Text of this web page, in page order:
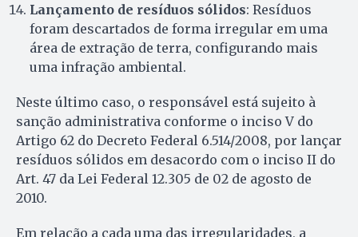
Lançamento de resíduos sólidos: Resíduos
foram descartados de forma irregular em uma
área de extração de terra, configurando mais
uma infração ambiental.
Neste último caso, o responsável está sujeito à
sanção administrativa conforme o inciso V do
Artigo 62 do Decreto Federal 6.514/2008, por lançar
resíduos sólidos em desacordo com o inciso II do
Art. 47 da Lei Federal 12.305 de 02 de agosto de
2010.
Em relação a cada uma das irregularidades, a